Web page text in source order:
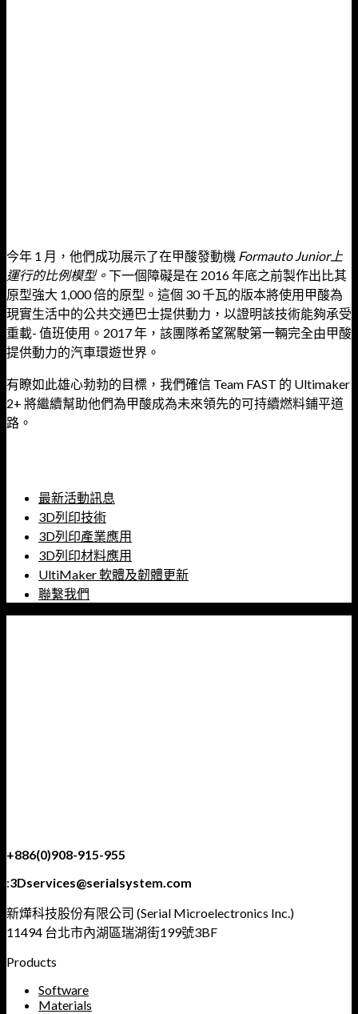
今年 1 月，他們成功展示了在甲酸發動機 Formauto Junior上
運行的比例模型。 下一個障礙是在 2016 年底之前製作出比其
原型強大 1,000 倍的原型。這個 30 千瓦的版本將使用甲酸為
現實生活中的公共交通巴士提供動力，以證明該技術能夠承受
重載- 值班使用。2017 年，該團隊希望駕駛第一輛完全由甲酸
提供動力的汽車環遊世界。
有瞭如此雄心勃勃的目標，我們確信 Team FAST 的 Ultimaker
2+ 將繼續幫助他們為甲酸成為未來領先的可持續燃料鋪平道
路。
最新活動訊息
3D列印技術
3D列印產業應用
3D列印材料應用
UltiMaker 軟體及韌體更新
聯繫我們
+886(0)908-915-955
:3Dservices@serialsystem.com
新燁科技股份有限公司 (Serial Microelectronics Inc.)
11494 台北市內湖區瑞湖街199號3BF
Products
Software
Materials